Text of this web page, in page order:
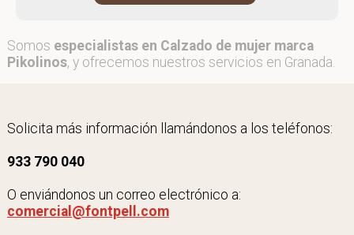
Somos especialistas en Calzado de mujer marca
Pikolinos, y ofrecemos nuestros servicios en Granada.
Solicita más información llamándonos a los teléfonos:
933 790 040
O enviándonos un correo electrónico a:
comercial@fontpell.com